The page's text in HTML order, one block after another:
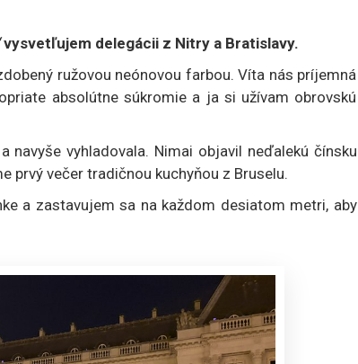
vysvetľujem delegácii z Nitry a Bratislavy.
ružovou neónovou farbou. Víta nás príjemná
absolútne súkromie a ja si užívam obrovskú
navyše vyhladovala. Nimai objavil neďalekú čínsku
prvý večer tradičnou kuchyňou z Bruselu.
a zastavujem sa na každom desiatom metri, aby